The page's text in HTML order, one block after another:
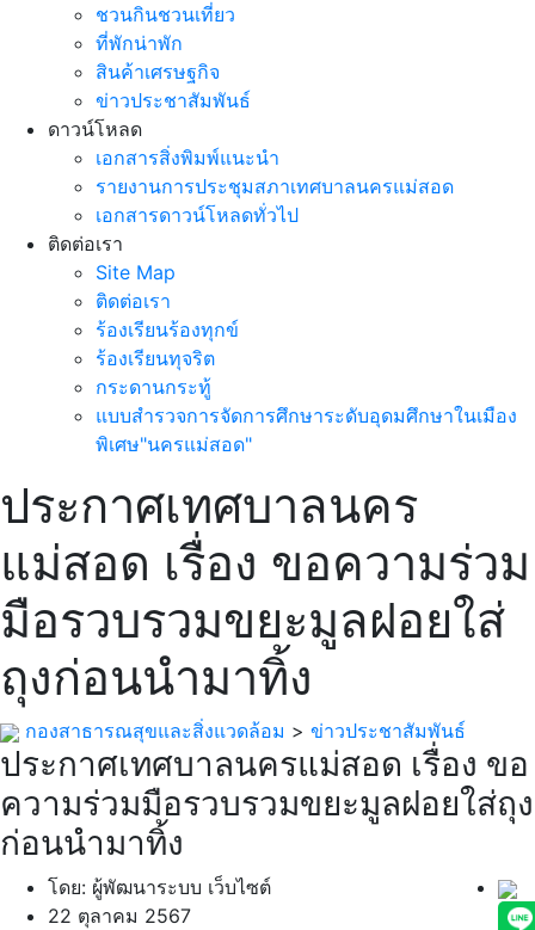
ชวนกินชวนเที่ยว
ที่พักน่าพัก
สินค้าเศรษฐกิจ
ข่าวประชาสัมพันธ์
ดาวน์โหลด
เอกสารสิ่งพิมพ์แนะนำ
รายงานการประชุมสภาเทศบาลนครแม่สอด
เอกสารดาวน์โหลดทั่วไป
ติดต่อเรา
Site Map
ติดต่อเรา
ร้องเรียนร้องทุกข์
ร้องเรียนทุจริต
กระดานกระทู้
แบบสำรวจการจัดการศึกษาระดับอุดมศึกษาในเมือง
พิเศษ"นครแม่สอด"
ประกาศเทศบาลนคร
แม่สอด เรื่อง ขอความร่วม
มือรวบรวมขยะมูลฝอยใส่
ถุงก่อนนำมาทิ้ง
กองสาธารณสุขและสิ่งแวดล้อม > ข่าวประชาสัมพันธ์
ประกาศเทศบาลนครแม่สอด เรื่อง ขอ
ความร่วมมือรวบรวมขยะมูลฝอยใส่ถุง
ก่อนนำมาทิ้ง
โดย: ผู้พัฒนาระบบ เว็บไซต์
22 ตุลาคม 2567